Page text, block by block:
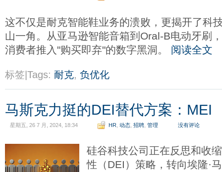
这不仅是耐克智能鞋业务的溃败，更揭开了科
山一角。从亚马逊智能音箱到Oral-B电动牙刷
消费者推入"购买即弃"的数字黑洞。 阅读全文
标签|Tags: 耐克, 负优化
马斯克力挺的DEI替代方案：MEI
星期五, 26 7 月, 2024, 18:34 HR 动态 招聘 管理 没有评论
硅谷科技公司正在反思和收
性（DEI）策略，转向埃隆·